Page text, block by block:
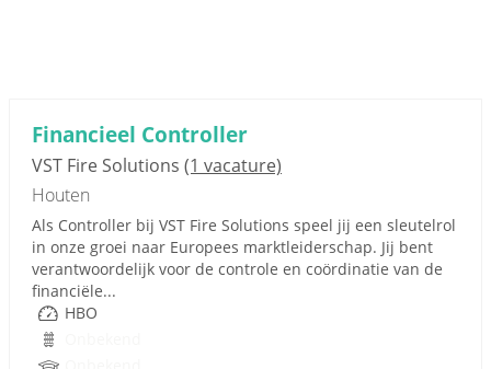
Financieel Controller
VST Fire Solutions (1 vacature)
Houten
Als Controller bij VST Fire Solutions speel jij een sleutelrol
in onze groei naar Europees marktleiderschap. Jij bent
verantwoordelijk voor de controle en coördinatie van de
financiële...
HBO